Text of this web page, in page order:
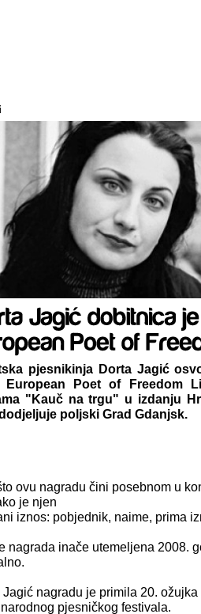
pjesnikinja Dorta Jagić
European Poet of Freedom
"Kauč na trgu" u izdanju
poljski Grad Gdanjsk.
ovu nagradu čini posebnom u
je njen
iznos: pobjednik, naime, prima
nagrada inače utemeljena 2008.
Jagić nagradu je primila 20.
pjesničkog festivala.